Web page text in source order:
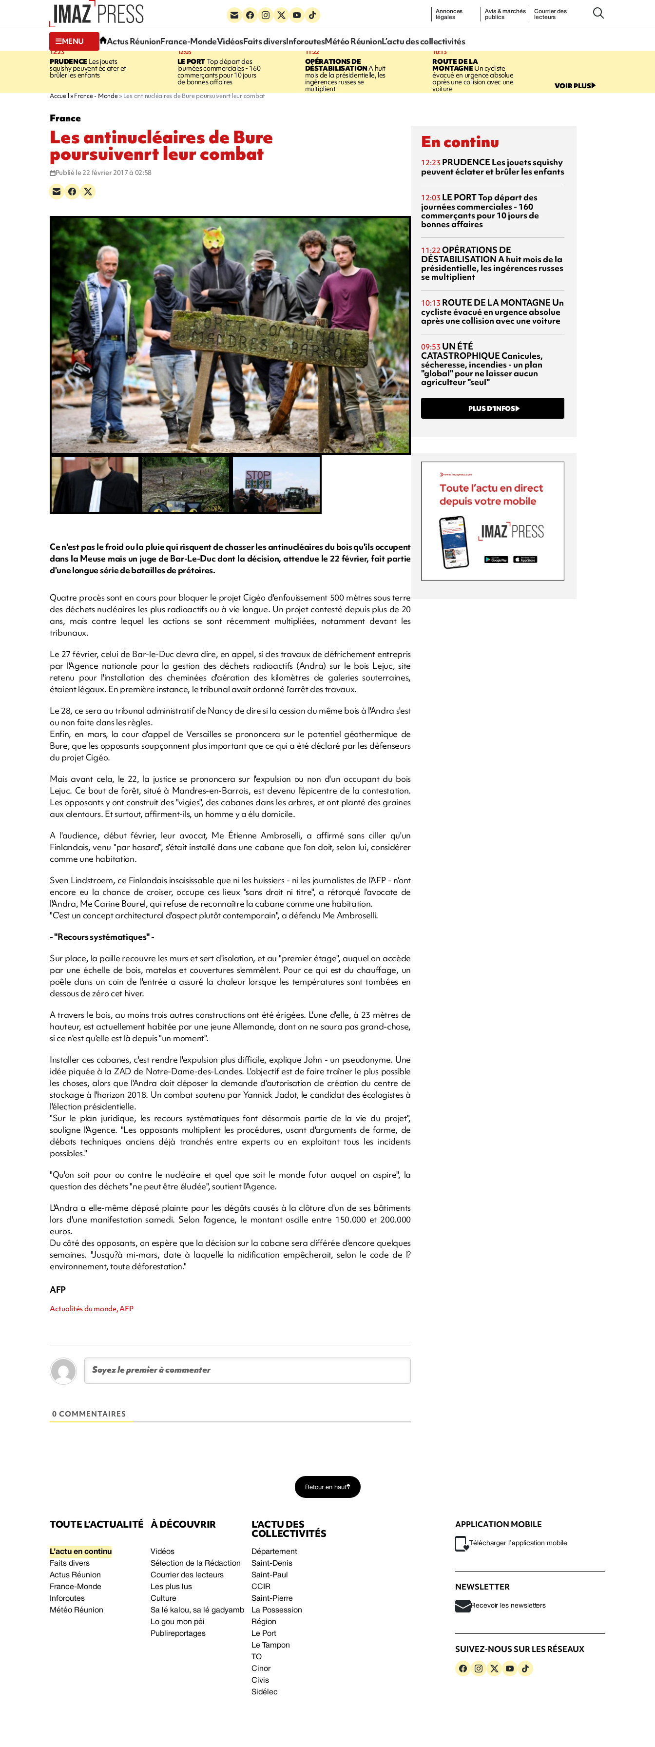
Annonces
légales
Avis & marchés
publics
Courrier des
lecteurs
MENU Actus RéunionFrance-MondeVidéosFaits diversInforoutesMétéo RéunionL’actu des collectivités
12:23
PRUDENCELes jouets
squishy peuvent éclater et
brûler les enfants
12:03
LE PORTTop départ des
journées commerciales - 160
commerçants pour 10 jours
de bonnes affaires
11:22
OPÉRATIONS DE
DÉSTABILISATIONA huit
mois de la présidentielle, les
ingérences russes se
multiplient
10:13
ROUTE DE LA
MONTAGNEUn cycliste
évacué en urgence absolue
après une collision avec une
voiture VOIR PLUS
Accueil France - Monde Les antinucléaires de Bure poursuivenrt leur combat
France
Les antinucléaires de Bure
poursuivenrt leur combat
Publié le 22 février 2017 à 02:58
Ce n'est pas le froid ou la pluie qui risquent de chasser les antinucléaires du bois qu'ils occupent
dans la Meuse mais un juge de Bar-Le-Duc dont la décision, attendue le 22 février, fait partie
d'une longue série de batailles de prétoires.
Quatre procès sont en cours pour bloquer le projet Cigéo d'enfouissement 500 mètres sous terre
des déchets nucléaires les plus radioactifs ou à vie longue. Un projet contesté depuis plus de 20
ans, mais contre lequel les actions se sont récemment multipliées, notamment devant les
tribunaux.
Le 27 février, celui de Bar-le-Duc devra dire, en appel, si des travaux de défrichement entrepris
par l'Agence nationale pour la gestion des déchets radioactifs (Andra) sur le bois Lejuc, site
retenu pour l'installation des cheminées d'aération des kilomètres de galeries souterraines,
étaient légaux. En première instance, le tribunal avait ordonné l'arrêt des travaux.
Le 28, ce sera au tribunal administratif de Nancy de dire si la cession du même bois à l'Andra s'est
ou non faite dans les règles.
Enfin, en mars, la cour d'appel de Versailles se prononcera sur le potentiel géothermique de
Bure, que les opposants soupçonnent plus important que ce qui a été déclaré par les défenseurs
du projet Cigéo.
Mais avant cela, le 22, la justice se prononcera sur l'expulsion ou non d'un occupant du bois
Lejuc. Ce bout de forêt, situé à Mandres-en-Barrois, est devenu l'épicentre de la contestation.
Les opposants y ont construit des "vigies", des cabanes dans les arbres, et ont planté des graines
aux alentours. Et surtout, affirment-ils, un homme y a élu domicile.
A l'audience, début février, leur avocat, Me Étienne Ambroselli, a affirmé sans ciller qu'un
Finlandais, venu "par hasard", s'était installé dans une cabane que l'on doit, selon lui, considérer
comme une habitation.
Sven Lindstroem, ce Finlandais insaisissable que ni les huissiers - ni les journalistes de l'AFP - n'ont
encore eu la chance de croiser, occupe ces lieux "sans droit ni titre", a rétorqué l'avocate de
l'Andra, Me Carine Bourel, qui refuse de reconnaître la cabane comme une habitation.
"C'est un concept architectural d'aspect plutôt contemporain", a défendu Me Ambroselli.
- "Recours systématiques" -
Sur place, la paille recouvre les murs et sert d'isolation, et au "premier étage", auquel on accède
par une échelle de bois, matelas et couvertures s'emmêlent. Pour ce qui est du chauffage, un
poêle dans un coin de l'entrée a assuré la chaleur lorsque les températures sont tombées en
dessous de zéro cet hiver.
A travers le bois, au moins trois autres constructions ont été érigées. L'une d'elle, à 23 mètres de
hauteur, est actuellement habitée par une jeune Allemande, dont on ne saura pas grand-chose,
si ce n'est qu'elle est là depuis "un moment".
Installer ces cabanes, c'est rendre l'expulsion plus difficile, explique John - un pseudonyme. Une
idée piquée à la ZAD de Notre-Dame-des-Landes. L'objectif est de faire traîner le plus possible
les choses, alors que l'Andra doit déposer la demande d'autorisation de création du centre de
stockage à l'horizon 2018. Un combat soutenu par Yannick Jadot, le candidat des écologistes à
l'élection présidentielle.
"Sur le plan juridique, les recours systématiques font désormais partie de la vie du projet",
souligne l'Agence. "Les opposants multiplient les procédures, usant d'arguments de forme, de
débats techniques anciens déjà tranchés entre experts ou en exploitant tous les incidents
possibles."
"Qu'on soit pour ou contre le nucléaire et quel que soit le monde futur auquel on aspire", la
question des déchets "ne peut être éludée", soutient l'Agence.
L'Andra a elle-même déposé plainte pour les dégâts causés à la clôture d'un de ses bâtiments
lors d'une manifestation samedi. Selon l'agence, le montant oscille entre 150.000 et 200.000
euros.
Du côté des opposants, on espère que la décision sur la cabane sera différée d'encore quelques
semaines. "Jusqu?à mi-mars, date à laquelle la nidification empêcherait, selon le code de l?
environnement, toute déforestation."
AFP
Actualités du monde, AFP
0 COMMENTAIRES
En continu
12:23 PRUDENCE Les jouets squishy
peuvent éclater et brûler les enfants
12:03 LE PORTTop départ des
journées commerciales - 160
commerçants pour 10 jours de
bonnes affaires
11:22 OPÉRATIONS DE
DÉSTABILISATIONA huit mois de la
présidentielle, les ingérences russes
se multiplient
10:13 ROUTE DE LA MONTAGNE Un
cycliste évacué en urgence absolue
après une collision avec une voiture
09:53 UN ÉTÉ
CATASTROPHIQUECanicules,
sécheresse, incendies - un plan
"global" pour ne laisser aucun
agriculteur "seul"
PLUS D’INFOS
Retour en haut
TOUTE L’ACTUALITÉ
L’actu en continu
Faits divers
Actus Réunion
France-Monde
Inforoutes
Météo Réunion
À DÉCOUVRIR
Vidéos
Sélection de la Rédaction
Courrier des lecteurs
Les plus lus
Culture
Sa lé kalou, sa lé gadyamb
Lo gou mon péi
Publireportages
L’ACTU DES
COLLECTIVITÉS
Département
Saint-Denis
Saint-Paul
CCIR
Saint-Pierre
La Possession
Région
Le Port
Le Tampon
TO
Cinor
Civis
Sidélec
APPLICATION MOBILE
Télécharger l’application mobile
NEWSLETTER
Recevoir les newsletters
SUIVEZ-NOUS SUR LES RÉSEAUX